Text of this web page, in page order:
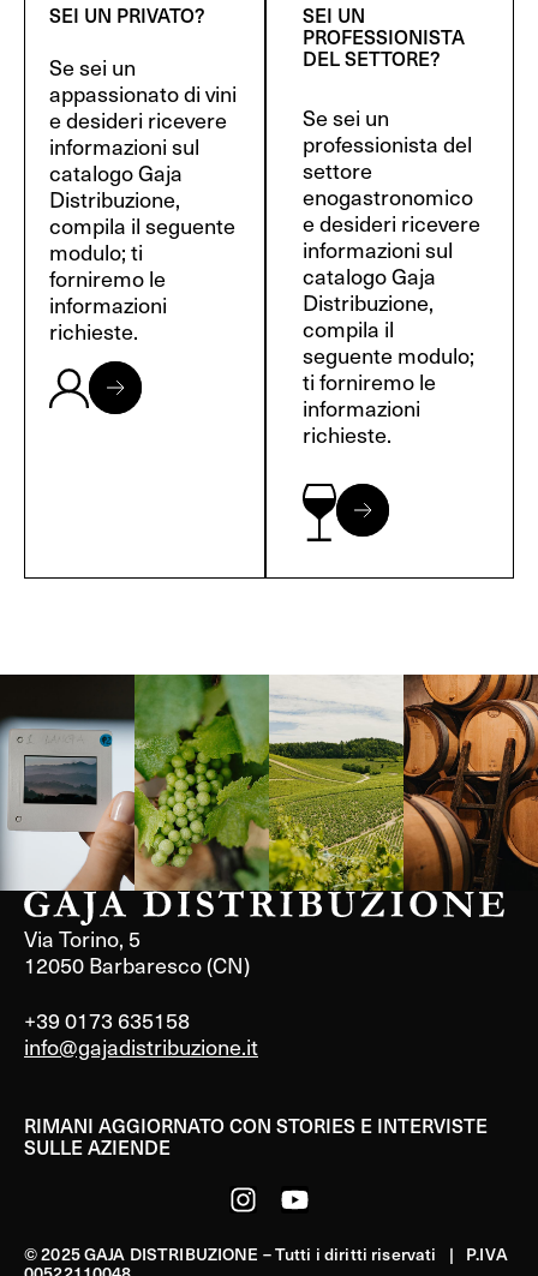
SEI UN PRIVATO?
Se sei un
appassionato di vini
e desideri ricevere
informazioni sul
catalogo Gaja
Distribuzione,
compila il seguente
modulo; ti
forniremo le
informazioni
richieste.
SEI UN
PROFESSIONISTA
DEL SETTORE?
Se sei un
professionista del
settore
enogastronomico
e desideri ricevere
informazioni sul
catalogo Gaja
Distribuzione,
compila il
seguente modulo;
ti forniremo le
informazioni
richieste.
Borgogna,
Francia
Borgogna,
Francia
Instagram
Via Torino, 5
12050 Barbaresco (CN)
+39 0173 635158
info@gajadistribuzione.it
RIMANI AGGIORNATO CON STORIES E INTERVISTE
SULLE AZIENDE
© 2025 GAJA DISTRIBUZIONE – Tutti i diritti riservati | P.IVA